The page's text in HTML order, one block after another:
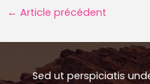
Navigation
articles
← Article précédent
Sed ut perspiciatis